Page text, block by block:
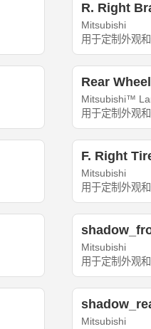
R. Right
Mitsubishi
用于定制外观
Rear Wheel
Mitsubishi™
用于定制外观
F. Right
Mitsubishi
用于定制外观
Mitsubishi
用于定制外观
Mitsubishi